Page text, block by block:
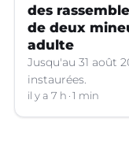
des
de deux
adulte
Jusqu'au 31 août
instaurées.
il y a 7 h 1 min